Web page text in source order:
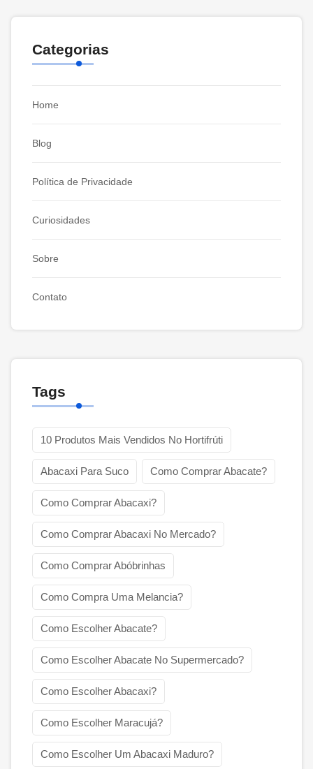
Categorias
Home
Blog
Política de Privacidade
Curiosidades
Sobre
Contato
Tags
10 Produtos Mais Vendidos No Hortifrúti
Abacaxi Para Suco Como Comprar Abacate?
Como Comprar Abacaxi?
Como Comprar Abacaxi No Mercado?
Como Comprar Abóbrinhas
Como Compra Uma Melancia?
Como Escolher Abacate?
Como Escolher Abacate No Supermercado?
Como Escolher Abacaxi?
Como Escolher Maracujá?
Como Escolher Um Abacaxi Maduro?